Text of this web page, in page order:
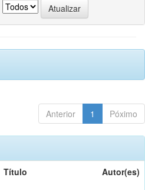
Anterior 1 Póximo
Título Autor(es)